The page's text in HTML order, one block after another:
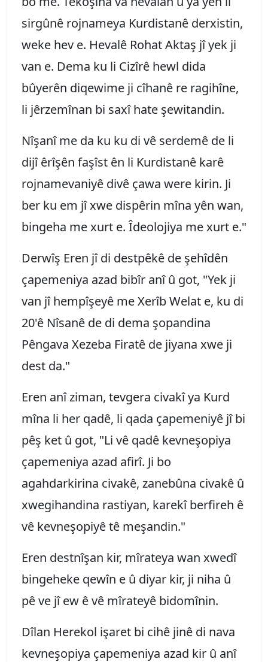
sirgûnê rojnameya Kurdistanê derxistin,
weke hev e. Hevalê Rohat Aktaş jî yek ji
van e. Dema ku li Cizîrê hewl dida
bûyerên diqewime ji cîhanê re ragihîne,
li jêrzemînan bi saxî hate şewitandin.
Nîşanî me da ku ku di vê serdemê de li
dijî êrîşên faşîst ên li Kurdistanê karê
rojnamevaniyê divê çawa were kirin. Ji
ber ku em jî xwe dispêrin mîna yên wan,
bingeha me xurt e. Îdeolojiya me xurt e."
Derwîş Eren jî di destpêkê de şehîdên
çapemeniya azad bibîr anî û got, "Yek ji
van jî hempîşeyê me Xerîb Welat e, ku di
20'ê Nîsanê de di dema şopandina
Pêngava Xezeba Firatê de jiyana xwe ji
dest da."
Eren anî ziman, tevgera civakî ya Kurd
mîna li her qadê, li qada çapemeniyê jî bi
pêş ket û got, "Li vê qadê kevneşopiya
çapemeniya azad afirî. Ji bo
agahdarkirina civakê, zanebûna civakê û
xwegihandina rastiyan, karekî berfireh ê
vê kevneşopiyê tê meşandin."
Eren destnîşan kir, mîrateya wan xwedî
bingeheke qewîn e û diyar kir, ji niha û
pê ve jî ew ê vê mîrateyê bidomînin.
Dîlan Herekol işaret bi cihê jinê di nava
kevneşopiya çapemeniya azad kir û anî